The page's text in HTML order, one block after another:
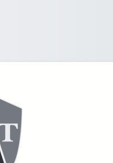
ระบบในชื่อ